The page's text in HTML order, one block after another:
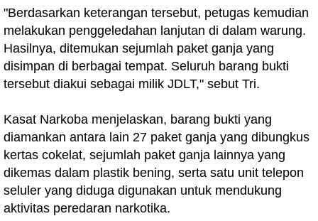
"Berdasarkan keterangan tersebut, petugas kemudian
melakukan penggeledahan lanjutan di dalam warung.
Hasilnya, ditemukan sejumlah paket ganja yang
disimpan di berbagai tempat. Seluruh barang bukti
tersebut diakui sebagai milik JDLT," sebut Tri.
Kasat Narkoba menjelaskan, barang bukti yang
diamankan antara lain 27 paket ganja yang dibungkus
kertas cokelat, sejumlah paket ganja lainnya yang
dikemas dalam plastik bening, serta satu unit telepon
seluler yang diduga digunakan untuk mendukung
aktivitas peredaran narkotika.